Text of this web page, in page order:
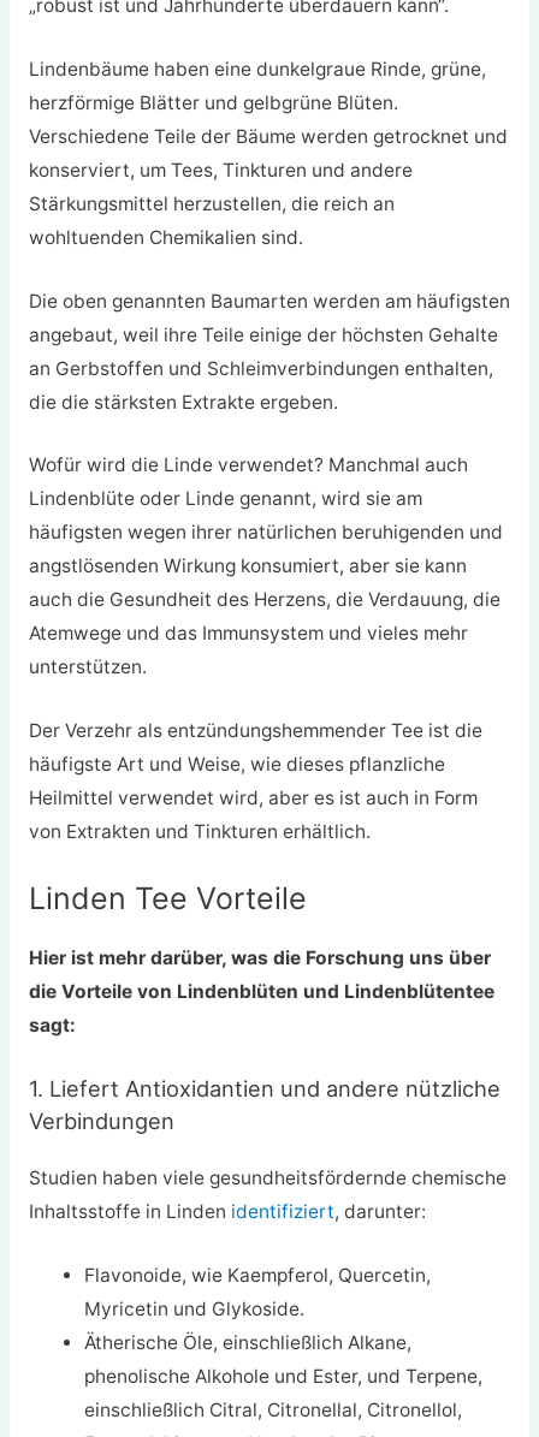
„robust ist und Jahrhunderte überdauern kann“.
Lindenbäume haben eine dunkelgraue Rinde, grüne,
herzförmige Blätter und gelbgrüne Blüten.
Verschiedene Teile der Bäume werden getrocknet und
konserviert, um Tees, Tinkturen und andere
Stärkungsmittel herzustellen, die reich an
wohltuenden Chemikalien sind.
Die oben genannten Baumarten werden am häufigsten
angebaut, weil ihre Teile einige der höchsten Gehalte
an Gerbstoffen und Schleimverbindungen enthalten,
die die stärksten Extrakte ergeben.
Wofür wird die Linde verwendet? Manchmal auch
Lindenblüte oder Linde genannt, wird sie am
häufigsten wegen ihrer natürlichen beruhigenden und
angstlösenden Wirkung konsumiert, aber sie kann
auch die Gesundheit des Herzens, die Verdauung, die
Atemwege und das Immunsystem und vieles mehr
unterstützen.
Der Verzehr als entzündungshemmender Tee ist die
häufigste Art und Weise, wie dieses pflanzliche
Heilmittel verwendet wird, aber es ist auch in Form
von Extrakten und Tinkturen erhältlich.
Linden Tee Vorteile
Hier ist mehr darüber, was die Forschung uns über
die Vorteile von Lindenblüten und Lindenblütentee
sagt:
1. Liefert Antioxidantien und andere nützliche
Verbindungen
Studien haben viele gesundheitsfördernde chemische
Inhaltsstoffe in Linden identifiziert, darunter:
Flavonoide, wie Kaempferol, Quercetin,
Myricetin und Glykoside.
Ätherische Öle, einschließlich Alkane,
phenolische Alkohole und Ester, und Terpene,
einschließlich Citral, Citronellal, Citronellol,